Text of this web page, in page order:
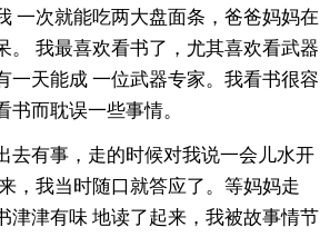
一次就能吃两大盘面条，爸爸妈妈在
。 我最喜欢看书了，尤其喜欢看武器
一天能成 一位武器专家。我看书很容
而耽误一些事情。
去有事，走的时候对我说一会儿水开
，我当时随口就答应了。等妈妈走
津津有味 地读了起来，我被故事情节